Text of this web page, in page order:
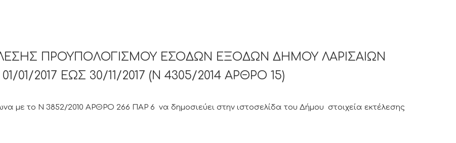
ΠΡΟΥΠΟΛΟΓΙΣΜΟΥ ΕΣΟΔΩΝ ΕΞΟΔΩΝ ΔΗΜΟΥ ΛΑΡΙΣΑΙΩΝ
01/2017 ΕΩΣ 30/11/2017 (Ν 4305/2014 ΑΡΘΡΟ 15)
με το Ν 3852/2010 ΑΡΘΡΟ 266 ΠΑΡ 6 να δημοσιεύει στην ιστοσελίδα του Δήμου στοιχεία εκτέλεσης